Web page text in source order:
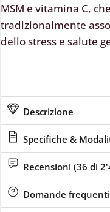
MSM e vitamina C,
tradizionalmente
dello stress e salute
Descrizione
Specifiche &
Recensioni (36 di
Domande frequenti